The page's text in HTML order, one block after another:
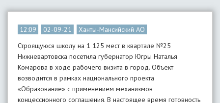
12:09 02-09-21
Ханты-Мансийский АО
Строящуюся школу на 1 125 мест в квартале №25
Нижневартовска посетила губернатор Югры Наталья
Комарова в ходе рабочего визита в город. Объект
возводится в рамках национального проекта
«Образование» с применением механизмов
концессионного соглашения. В настоящее время готовность